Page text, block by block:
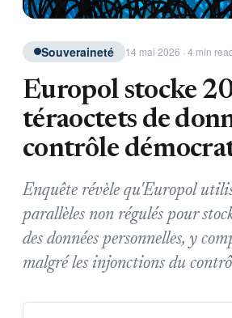
Souveraineté 14 mai 2026 · 4 min
Europol stocke
téraoctets de
contrôle
Enquête révèle qu'Europol
parallèles non régulés pour
des données personnelles, y
malgré les injonctions du